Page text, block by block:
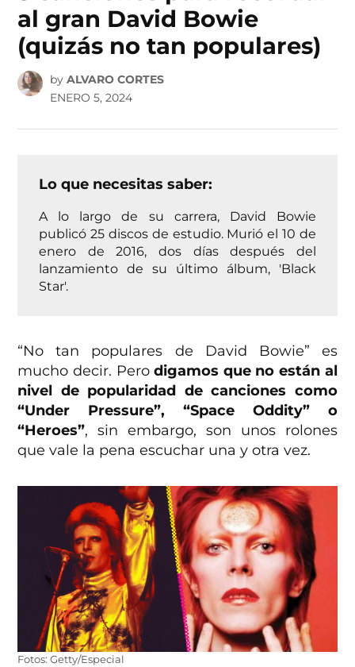
al gran David Bowie
(quizás no tan populares)
by ALVARO CORTES
ENERO 5, 2024
Lo que necesitas saber:
A lo largo de su carrera, David Bowie
publicó 25 discos de estudio. Murió el 10 de
enero de 2016, dos días después del
lanzamiento de su último álbum, 'Black
Star'.
“No tan populares de David Bowie” es
mucho decir. Perodigamos que no están al
nivel de popularidad de canciones como
“Under Pressure”, “Space Oddity” o
“Heroes”, sin embargo, son unos rolones
que vale la pena escuchar una y otra vez.
Fotos: Getty/Especial